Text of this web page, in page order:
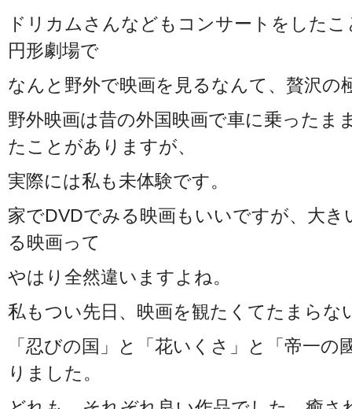
ドリカムさんなどもコンサートをした
円形劇場で
なんと野外で映画を見るなんて、贅沢の
野外映画は昔の外国映画で車に乗ったま
たことがありますが、
実際には私も未体験です。
家でDVDでみる映画もいいですが、大
る映画って
やはり全然違いますよね。
私もつい先日、映画を観たくてたまらな
「忍びの国」と「花いくさ」と「帝一
りました。